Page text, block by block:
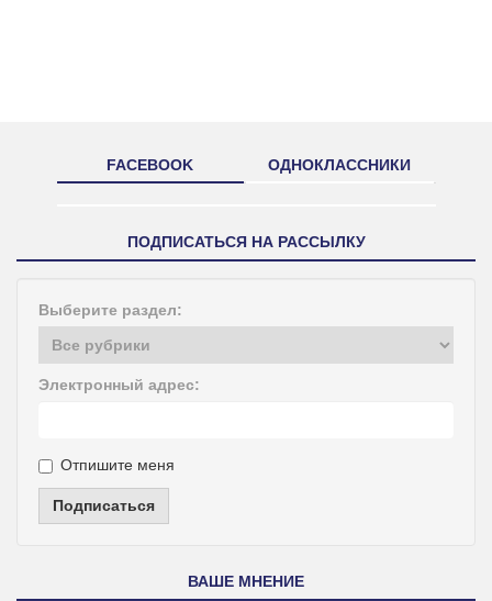
FACEBOOK ОДНОКЛАССНИКИ
ПОДПИСАТЬСЯ НА РАССЫЛКУ
Выберите раздел:
Электронный адрес:
Отпишите меня
Подписаться
ВАШЕ МНЕНИЕ